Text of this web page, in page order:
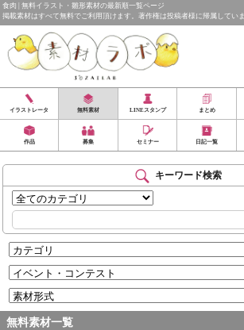
食肉 | 無料イラスト・雛形素材の最新順一覧ページ
掲載素材はすべて無料でご利用頂けます。著作権は投稿者様に帰属していま
イラストレータ 無料素材 LINEスタンプ まとめ
作品 募集 セミナー 日記一覧
キーワード検索
無料素材一覧